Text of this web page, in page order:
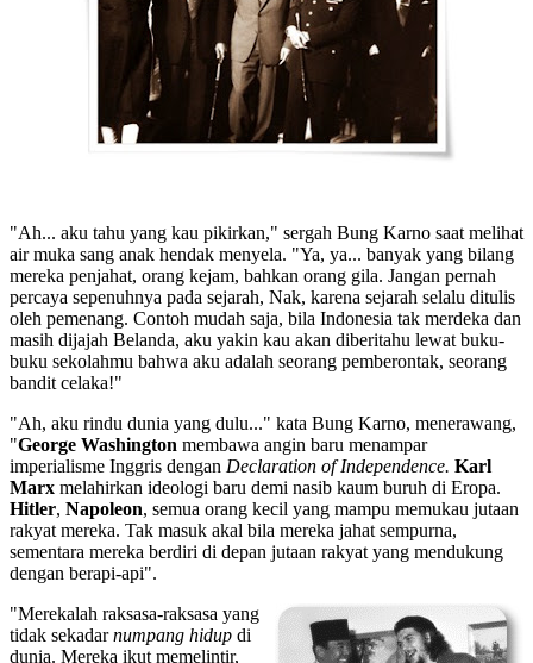
"Ah... aku tahu yang kau pikirkan," sergah Bung Karno saat melihat
air muka sang anak hendak menyela. "Ya, ya... banyak yang bilang
mereka penjahat, orang kejam, bahkan orang gila. Jangan pernah
percaya sepenuhnya pada sejarah, Nak, karena sejarah selalu ditulis
oleh pemenang. Contoh mudah saja, bila Indonesia tak merdeka dan
masih dijajah Belanda, aku yakin kau akan diberitahu lewat buku-
buku sekolahmu bahwa aku adalah seorang pemberontak, seorang
bandit celaka!"
"Ah, aku rindu dunia yang dulu..." kata Bung Karno, menerawang,
"George Washington membawa angin baru menampar
imperialisme Inggris dengan Declaration of Independence. Karl
Marx melahirkan ideologi baru demi nasib kaum buruh di Eropa.
Hitler, Napoleon, semua orang kecil yang mampu memukau jutaan
rakyat mereka. Tak masuk akal bila mereka jahat sempurna,
sementara mereka berdiri di depan jutaan rakyat yang mendukung
dengan berapi-api".
"Merekalah raksasa-raksasa yang
tidak sekadarnumpang hidup di
dunia. Mereka ikut memelintir,